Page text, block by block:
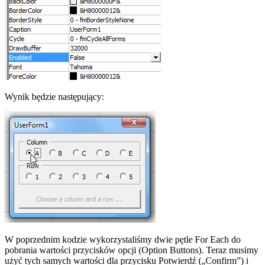
Wynik będzie następujący:
W poprzednim kodzie wykorzystaliśmy dwie pętle For Each do
pobrania wartości przycisków opcji (Option Buttons). Teraz musimy
użyć tych samych wartości dla przycisku Potwierdź („Confirm”) i